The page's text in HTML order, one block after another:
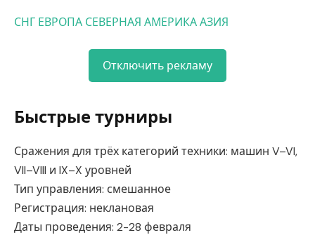
СНГ ЕВРОПА СЕВЕРНАЯ АМЕРИКААЗИЯ
Отключить рекламу
Быстрые турниры
Сражения для трёх категорий техники: машин V–VI,
VII–VIII и IX–X уровней
Тип управления: смешанное
Регистрация: неклановая
Даты проведения: 2-28 февраля